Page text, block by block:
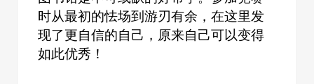
时从最初的怯场到游刃有余，在这里发
现了更自信的自己，原来自己可以变得
如此优秀！